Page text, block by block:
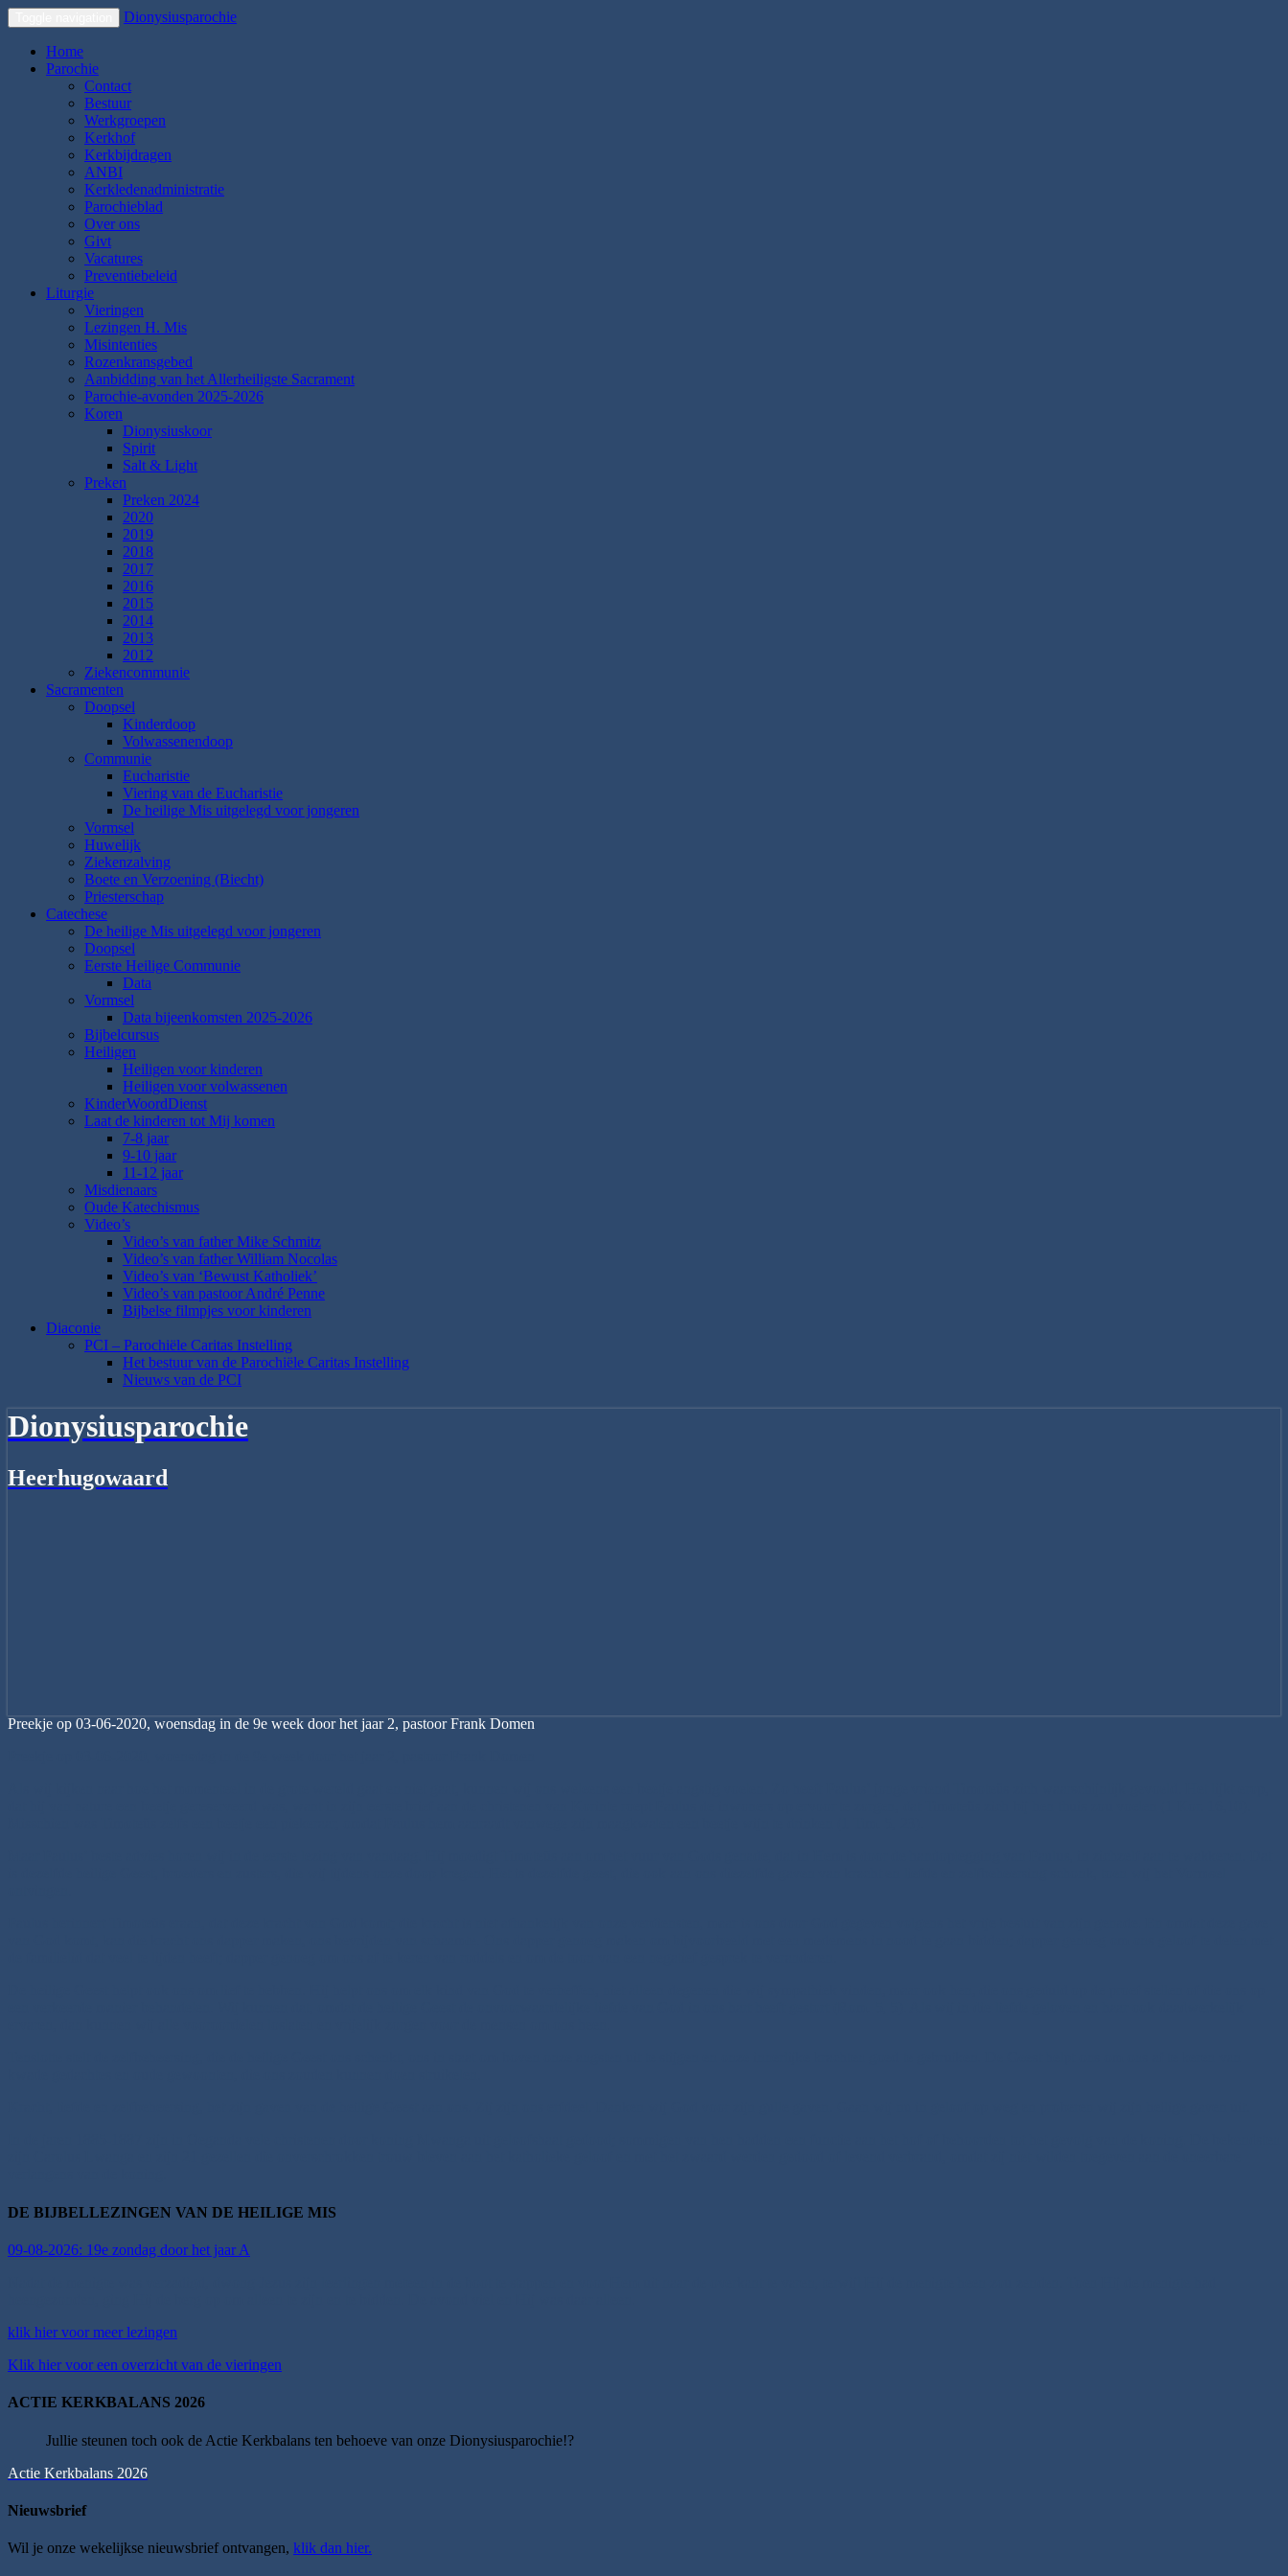
Dionysiusparochie
Home
Parochie
Contact
Bestuur
Werkgroepen
Kerkhof
Kerkbijdragen
ANBI
Kerkledenadministratie
Parochieblad
Over ons
Givt
Vacatures
Preventiebeleid
Liturgie
Vieringen
Lezingen H. Mis
Misintenties
Rozenkransgebed
Aanbidding van het Allerheiligste Sacrament
Parochie-avonden 2025-2026
Koren
Dionysiuskoor
Spirit
Salt & Light
Preken
Preken 2024
2020
2019
2018
2017
2016
2015
2014
2013
2012
Ziekencommunie
Sacramenten
Doopsel
Kinderdoop
Volwassenendoop
Communie
Eucharistie
Viering van de Eucharistie
De heilige Mis uitgelegd voor jongeren
Vormsel
Huwelijk
Ziekenzalving
Boete en Verzoening (Biecht)
Priesterschap
Catechese
De heilige Mis uitgelegd voor jongeren
Doopsel
Eerste Heilige Communie
Data
Vormsel
Data bijeenkomsten 2025-2026
Bijbelcursus
Heiligen
Heiligen voor kinderen
Heiligen voor volwassenen
KinderWoordDienst
Laat de kinderen tot Mij komen
7-8 jaar
9-10 jaar
11-12 jaar
Misdienaars
Oude Katechismus
Video’s
Video’s van father Mike Schmitz
Video’s van father William Nocolas
Video’s van ‘Bewust Katholiek’
Video’s van pastoor André Penne
Bijbelse filmpjes voor kinderen
Diaconie
PCI – Parochiële Caritas Instelling
Het bestuur van de Parochiële Caritas Instelling
Nieuws van de PCI
Dionysiusparochie
Heerhugowaard
Preekje op 03-06-2020, woensdag in de 9e week door het jaar 2, pastoor Frank Domen
DE BIJBELLEZINGEN VAN DE HEILIGE MIS
09-08-2026: 19e zondag door het jaar A
klik hier voor meer lezingen
Klik hier voor een overzicht van de vieringen
ACTIE KERKBALANS 2026
Jullie steunen toch ook de Actie Kerkbalans ten behoeve van onze Dionysiusparochie!?
Actie Kerkbalans 2026
Nieuwsbrief
Wil je onze wekelijkse nieuwsbrief ontvangen, klik dan hier.